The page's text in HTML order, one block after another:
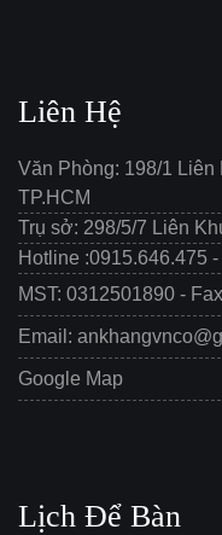
Liên Hệ
Văn Phòng: 198/1
TP.HCM
Trụ sở: 298/5/7 Liên
Hotline :0915.646.475
MST: 0312501890 -
Email:
Google Map
Lịch Để Bàn